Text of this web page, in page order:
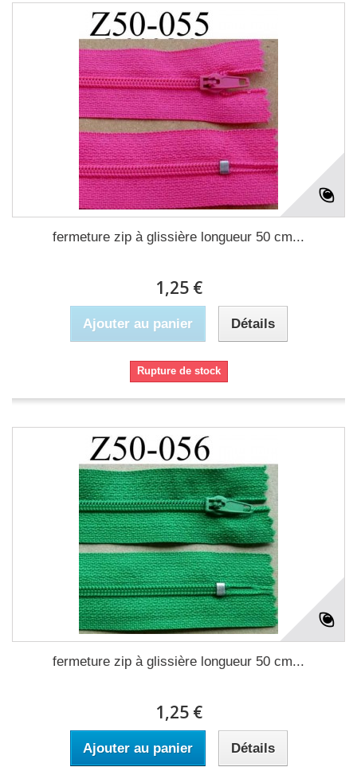
fermeture zip à glissière longueur 50 cm...
1,25 €
Ajouter au panier Détails
Rupture de stock
fermeture zip à glissière longueur 50 cm...
1,25 €
Ajouter au panier Détails